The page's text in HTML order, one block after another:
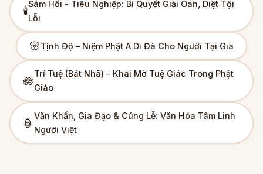
🕯️Sám Hối - Tiêu Nghiệp: Bí Quyết Giải Oan, Diệt Tội
Lỗi
🌸Tịnh Độ – Niệm Phật A Di Đà Cho Người Tại Gia
🪷Trí Tuệ (Bát Nhã) – Khai Mở Tuệ Giác Trong Phật
Giáo
🏮 Văn Khấn, Gia Đạo & Cúng Lễ: Văn Hóa Tâm Linh
Người Việt